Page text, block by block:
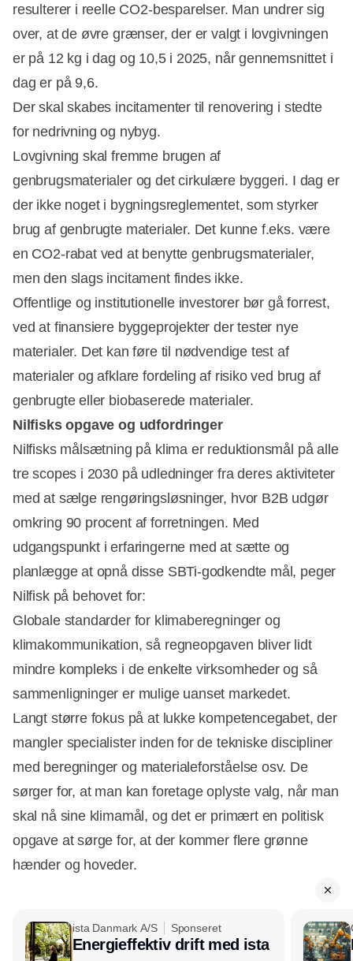
resulterer i reelle CO2-besparelser. Man undrer sig
over, at de øvre grænser, der er valgt i lovgivningen
er på 12 kg i dag og 10,5 i 2025, når gennemsnittet i
dag er på 9,6.
Der skal skabes incitamenter til renovering i stedte
for nedrivning og nybyg.
Lovgivning skal fremme brugen af
genbrugsmaterialer og det cirkulære byggeri. I dag er
der ikke noget i bygningsreglementet, som styrker
brug af genbrugte materialer. Det kunne f.eks. være
en CO2-rabat ved at benytte genbrugsmaterialer,
men den slags incitament findes ikke.
Offentlige og institutionelle investorer bør gå forrest,
ved at finansiere byggeprojekter der tester nye
materialer. Det kan føre til nødvendige test af
materialer og afklare fordeling af risiko ved brug af
genbrugte eller biobaserede materialer.
Nilfisks opgave og udfordringer
Nilfisks målsætning på klima er reduktionsmål på alle
tre scopes i 2030 på udledninger fra deres aktiviteter
med at sælge rengøringsløsninger, hvor B2B udgør
omkring 90 procent af forretningen. Med
udgangspunkt i erfaringerne med at sætte og
planlægge at opnå disse SBTi-godkendte mål, peger
Nilfisk på behovet for:
Globale standarder for klimaberegninger og
klimakommunikation, så regneopgaven bliver lidt
mindre kompleks i de enkelte virksomheder og så
sammenligninger er mulige uanset markedet.
Langt større fokus på at lukke kompetencegabet, der
mangler specialister inden for de tekniske discipliner
med beregninger og materialeforståelse osv. De
sørger for, at man kan foretage oplyste valg, når man
skal nå sine klimamål, og det er primært en politisk
opgave at sørge for, at der kommer flere grønne
hænder og hoveder.
ista Danmark A/S Sponseret
Energieffektiv drift med ista